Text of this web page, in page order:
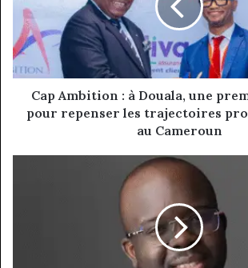
Douala,
une
première
édition
pour
repenser
Cap Ambition : à Douala, une
pour repenser les trajectoires
au Cameroun